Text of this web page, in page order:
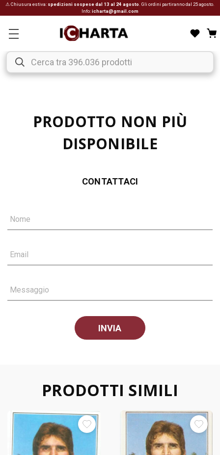
⚠ Chiusura estiva: spedizioni sospese dal 13 al 24 agosto . Gli ordini partiranno dal 25 agosto.
Info:icharta@gmail.com
PRODOTTO NON PIÙ
DISPONIBILE
CONTATTACI
Nome
Email
Messaggio
PRODOTTI SIMILI